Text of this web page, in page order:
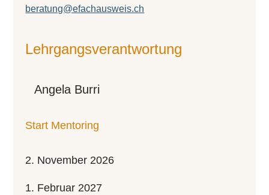
beratung@efachausweis.ch
Lehr­gangs­ver­ant­wor­tung
Angela Burri
Start Mentoring
2. November 2026
1. Februar 2027